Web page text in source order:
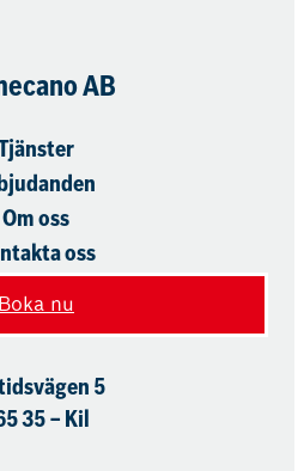
AB
Om oss
oss
Boka nu
5
35 – Kil